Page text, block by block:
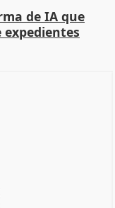
de IA que